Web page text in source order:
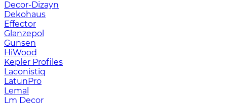
Decor-Dizayn
Dekohaus
Effector
Glanzepol
Gunsen
HiWood
Kepler Profiles
Laconistiq
LatunPro
Lemal
Lm Decor